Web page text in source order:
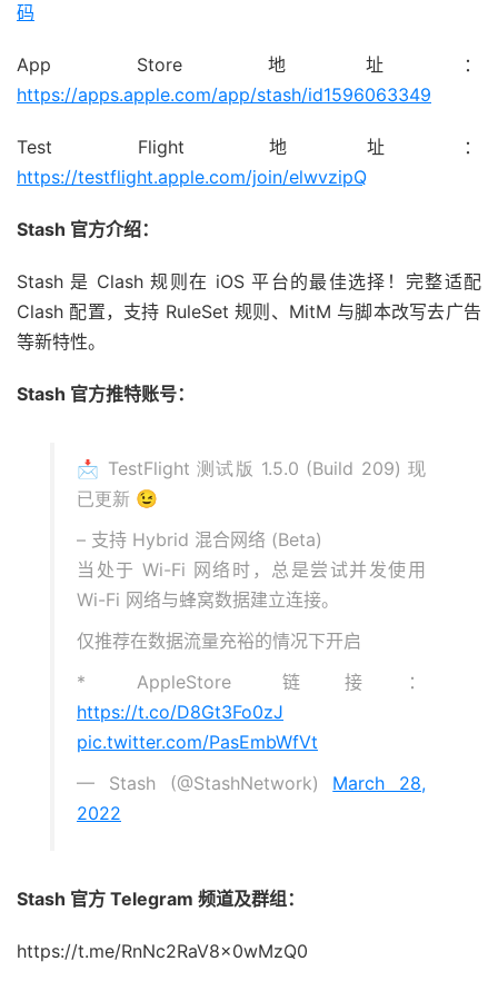
码
App Store 地址：
https://apps.apple.com/app/stash/id1596063349
Test Flight 地址：
https://testflight.apple.com/join/elwvzipQ
Stash 官方介绍：
Stash 是 Clash 规则在 iOS 平台的最佳选择！完整适配
Clash 配置，支持 RuleSet 规则、MitM 与脚本改写去广告
等新特性。
Stash 官方推特账号：
📩 TestFlight 测试版 1.5.0 (Build 209) 现
已更新 😉
– 支持 Hybrid 混合网络 (Beta)
当处于 Wi-Fi 网络时，总是尝试并发使用
Wi-Fi 网络与蜂窝数据建立连接。
仅推荐在数据流量充裕的情况下开启
* AppleStore 链接：
https://t.co/D8Gt3Fo0zJ
pic.twitter.com/PasEmbWfVt
— Stash (@StashNetwork) March 28,
2022
Stash 官方 Telegram 频道及群组：
https://t.me/RnNc2RaV8x0wMzQ0